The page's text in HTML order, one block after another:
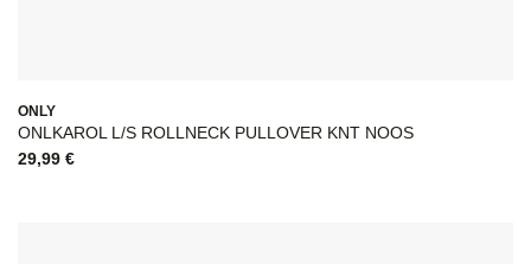
ONLY
ONLKAROL L/S ROLLNECK PULLOVER KNT NOOS
29,99 €